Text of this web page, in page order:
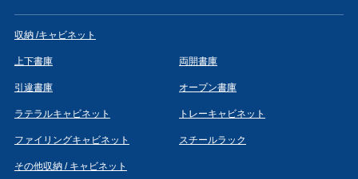
収納 /キャビネット
上下書庫 両開書庫
引違書庫 オープン書庫
ラテラルキャビネット トレーキャビネット
ファイリングキャビネット スチールラック
その他収納 / キャビネット